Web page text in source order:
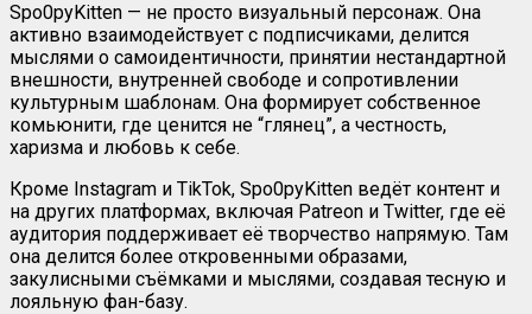
Spo0pyKitten — не просто визуальный персонаж. Она
активно взаимодействует с подписчиками, делится
мыслями о самоидентичности, принятии нестандартной
внешности, внутренней свободе и сопротивлении
культурным шаблонам. Она формирует собственное
комьюнити, где ценится не “глянец”, а честность,
харизма и любовь к себе.
Кроме Instagram и TikTok, Spo0pyKitten ведёт контент и
на других платформах, включая Patreon и Twitter, где её
аудитория поддерживает её творчество напрямую. Там
она делится более откровенными образами,
закулисными съёмками и мыслями, создавая тесную и
лояльную фан-базу.